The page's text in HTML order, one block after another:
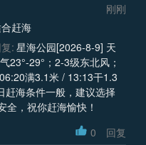
刚刚
赶海
: 星海公园[2026-8-9] 天
23°-29°；2-3级东北风；
满3.1米 / 13:13干1.3
赶海条件一般，建议选择
全，祝你赶海愉快！
0 回复